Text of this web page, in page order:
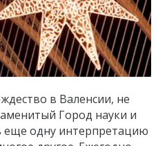
в Валенсии, не
Город науки и
еще одну интерпретацию